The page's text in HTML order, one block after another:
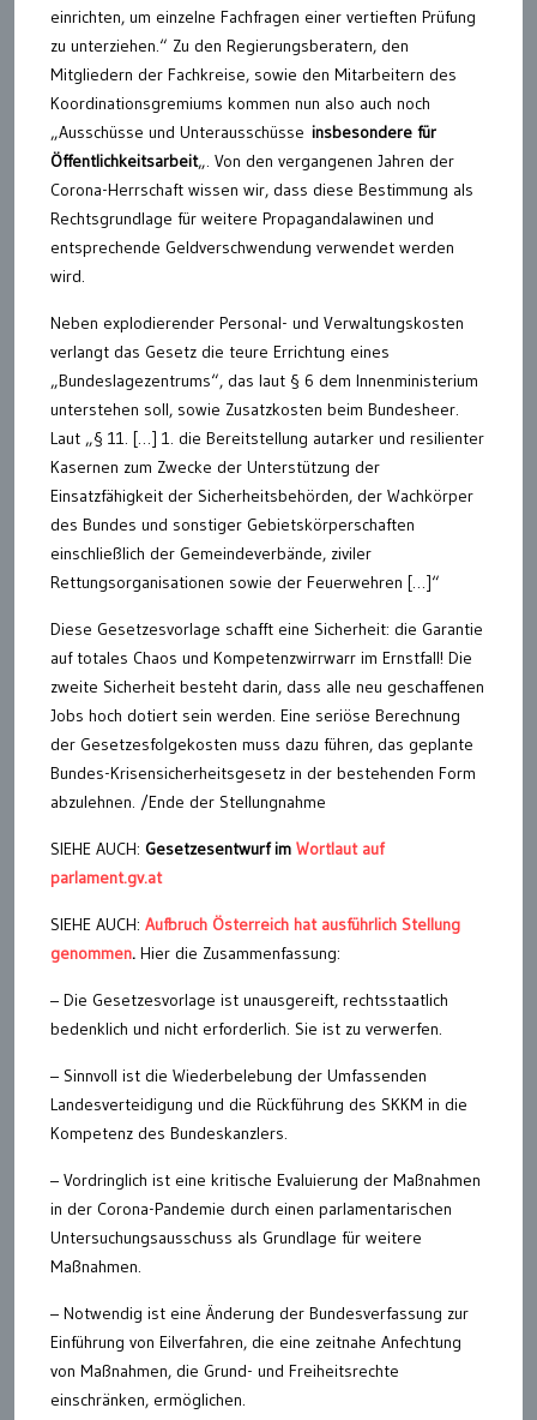
einrichten, um einzelne Fachfragen einer vertieften Prüfung
zu unterziehen.“ Zu den Regierungsberatern, den
Mitgliedern der Fachkreise, sowie den Mitarbeitern des
Koordinationsgremiums kommen nun also auch noch
„Ausschüsse und Unterausschüsse insbesondere für
Öffentlichkeitsarbeit„. Von den vergangenen Jahren der
Corona-Herrschaft wissen wir, dass diese Bestimmung als
Rechtsgrundlage für weitere Propagandalawinen und
entsprechende Geldverschwendung verwendet werden
wird.
Neben explodierender Personal- und Verwaltungskosten
verlangt das Gesetz die teure Errichtung eines
„Bundeslagezentrums“, das laut § 6 dem Innenministerium
unterstehen soll, sowie Zusatzkosten beim Bundesheer.
Laut „§ 11. […] 1. die Bereitstellung autarker und resilienter
Kasernen zum Zwecke der Unterstützung der
Einsatzfähigkeit der Sicherheitsbehörden, der Wachkörper
des Bundes und sonstiger Gebietskörperschaften
einschließlich der Gemeindeverbände, ziviler
Rettungsorganisationen sowie der Feuerwehren […]“
Diese Gesetzesvorlage schafft eine Sicherheit: die Garantie
auf totales Chaos und Kompetenzwirrwarr im Ernstfall! Die
zweite Sicherheit besteht darin, dass alle neu geschaffenen
Jobs hoch dotiert sein werden. Eine seriöse Berechnung
der Gesetzesfolgekosten muss dazu führen, das geplante
Bundes-Krisensicherheitsgesetz in der bestehenden Form
abzulehnen. /Ende der Stellungnahme
SIEHE AUCH: Gesetzesentwurf im Wortlaut auf
parlament.gv.at
SIEHE AUCH: Aufbruch Österreich hat ausführlich Stellung
genommen. Hier die Zusammenfassung:
– Die Gesetzesvorlage ist unausgereift, rechtsstaatlich
bedenklich und nicht erforderlich. Sie ist zu verwerfen.
– Sinnvoll ist die Wiederbelebung der Umfassenden
Landesverteidigung und die Rückführung des SKKM in die
Kompetenz des Bundeskanzlers.
– Vordringlich ist eine kritische Evaluierung der Maßnahmen
in der Corona-Pandemie durch einen parlamentarischen
Untersuchungsausschuss als Grundlage für weitere
Maßnahmen.
– Notwendig ist eine Änderung der Bundesverfassung zur
Einführung von Eilverfahren, die eine zeitnahe Anfechtung
von Maßnahmen, die Grund- und Freiheitsrechte
einschränken, ermöglichen.